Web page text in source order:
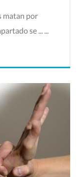
En este apartado se ... ...